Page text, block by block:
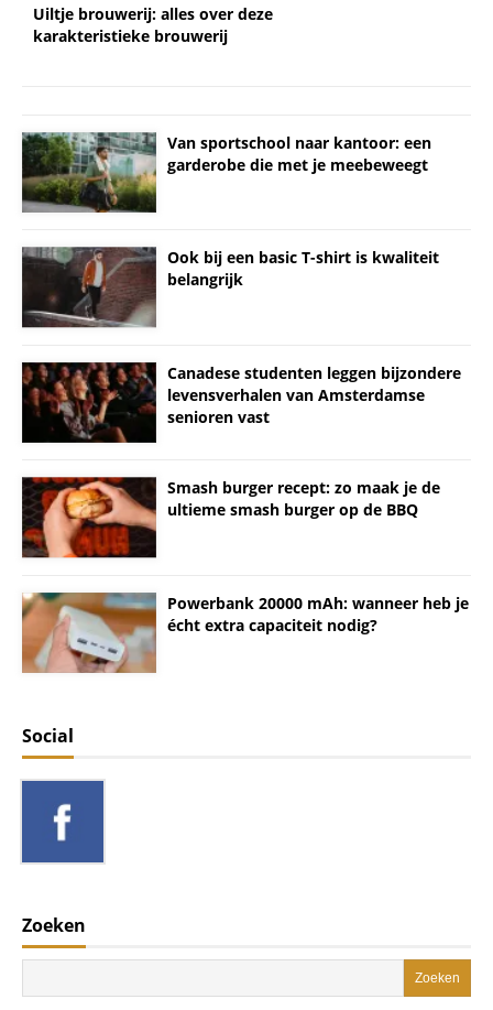
Uiltje brouwerij: alles over deze
karakteristieke brouwerij
Van sportschool naar kantoor: een
garderobe die met je meebeweegt
Ook bij een basic T-shirt is kwaliteit
belangrijk
Canadese studenten leggen bijzondere
levensverhalen van Amsterdamse
senioren vast
Smash burger recept: zo maak je de
ultieme smash burger op de BBQ
Powerbank 20000 mAh: wanneer heb je
écht extra capaciteit nodig?
Social
Zoeken